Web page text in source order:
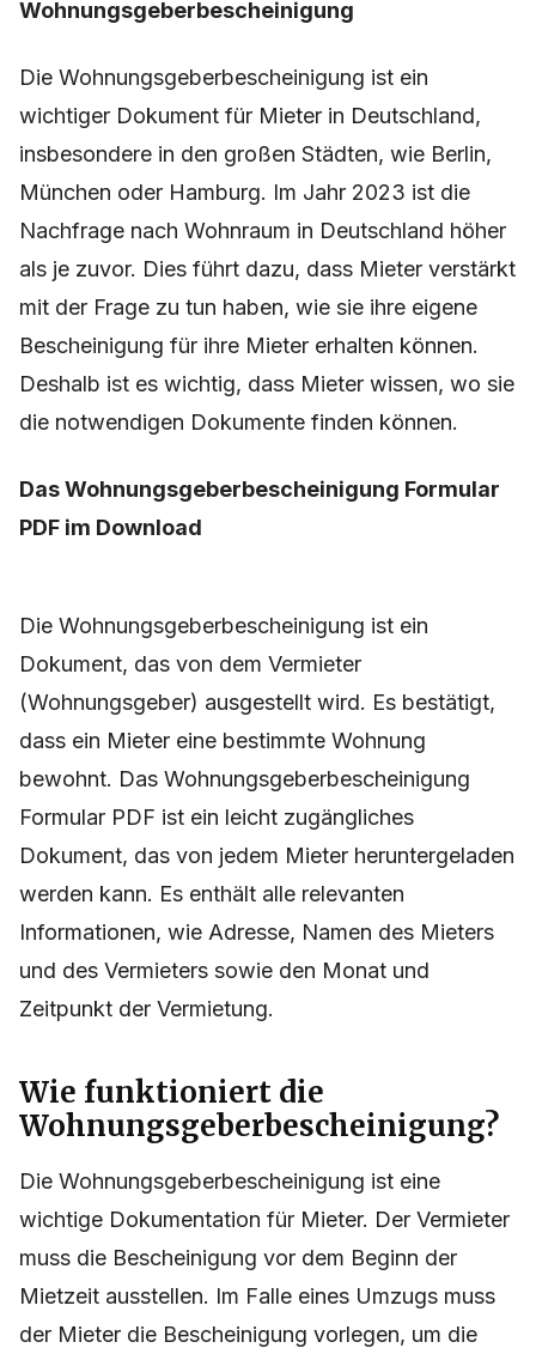
Wohnungsgeberbescheinigung
Die Wohnungsgeberbescheinigung ist ein
wichtiger Dokument für Mieter in Deutschland,
insbesondere in den großen Städten, wie Berlin,
München oder Hamburg. Im Jahr 2023 ist die
Nachfrage nach Wohnraum in Deutschland höher
als je zuvor. Dies führt dazu, dass Mieter verstärkt
mit der Frage zu tun haben, wie sie ihre eigene
Bescheinigung für ihre Mieter erhalten können.
Deshalb ist es wichtig, dass Mieter wissen, wo sie
die notwendigen Dokumente finden können.
Das Wohnungsgeberbescheinigung Formular
PDF im Download
Die Wohnungsgeberbescheinigung ist ein
Dokument, das von dem Vermieter
(Wohnungsgeber) ausgestellt wird. Es bestätigt,
dass ein Mieter eine bestimmte Wohnung
bewohnt. Das Wohnungsgeberbescheinigung
Formular PDF ist ein leicht zugängliches
Dokument, das von jedem Mieter heruntergeladen
werden kann. Es enthält alle relevanten
Informationen, wie Adresse, Namen des Mieters
und des Vermieters sowie den Monat und
Zeitpunkt der Vermietung.
Wie funktioniert die
Wohnungsgeberbescheinigung?
Die Wohnungsgeberbescheinigung ist eine
wichtige Dokumentation für Mieter. Der Vermieter
muss die Bescheinigung vor dem Beginn der
Mietzeit ausstellen. Im Falle eines Umzugs muss
der Mieter die Bescheinigung vorlegen, um die